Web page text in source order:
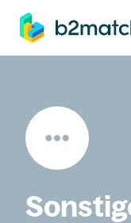
springen